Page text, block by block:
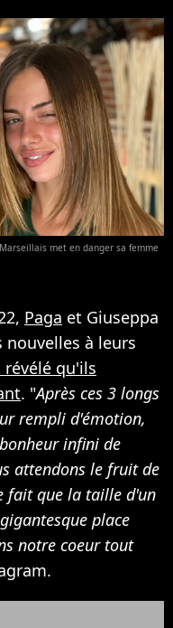
met en danger sa femme
Paga et Giuseppa
à leurs
qu'ils
. "Après ces 3 longs
rempli d'émotion,
infini de
attendons le fruit de
fait que la taille d'un
place
notre coeur tout